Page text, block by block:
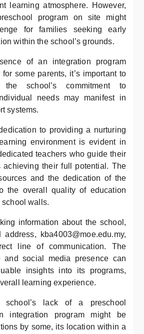
learning atmosphere. However,
program on site might
for families seeking early
within the school’s grounds.
of an integration program
some parents, it’s important to
the school’s commitment to
needs may manifest in
systems.
to providing a nurturing
environment is evident in
teachers who guide their
achieving their full potential. The
and the dedication of the
the overall quality of education
walls.
information about the school,
kba4003@moe.edu.my,
line of communication. The
and social media presence can
insights into its programs,
learning experience.
school’s lack of a preschool
integration program might be
by some, its location within a